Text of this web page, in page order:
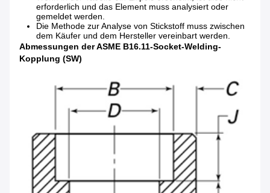
erforderlich und das Element muss analysiert oder
gemeldet werden.
Die Methode zur Analyse von Stickstoff muss zwischen
dem Käufer und dem Hersteller vereinbart werden.
Abmessungen der ASME B16.11-Socket-Welding-
Kopplung (SW)